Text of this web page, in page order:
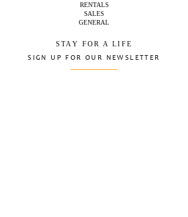
RENTALS
SALES
GENERAL
STAY FOR A LIFE
SIGN UP FOR OUR NEWSLETTER